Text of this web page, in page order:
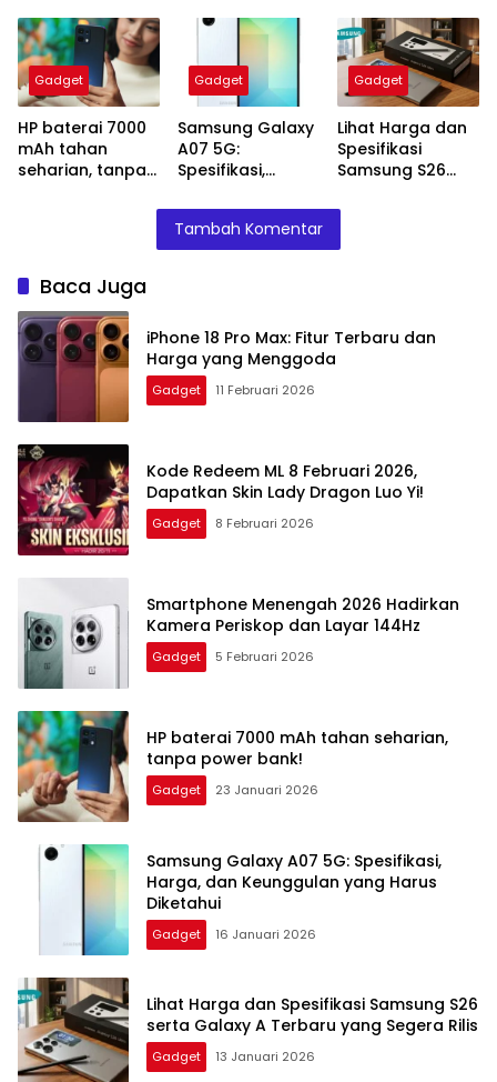
Menggoda
Layar 144Hz
Gadget
HP baterai 7000
mAh tahan
seharian, tanpa
Gadget
Samsung Galaxy
A07 5G:
Spesifikasi,
Keunggulan
yang Harus
Diketahui
Gadget
Lihat Harga dan
Spesifikasi
Samsung S26
Terbaru yang
Tambah Komentar
Baca Juga
iPhone 18 Pro Max: Fitur Terbaru dan
Harga yang Menggoda
Gadget 11 Februari 2026
Kode Redeem ML 8 Februari 2026,
Dapatkan Skin Lady Dragon Luo Yi!
Gadget 8 Februari 2026
Smartphone Menengah 2026 Hadirkan
Kamera Periskop dan Layar 144Hz
Gadget 5 Februari 2026
HP baterai 7000 mAh tahan seharian,
tanpa power bank!
Gadget 23 Januari 2026
Samsung Galaxy A07 5G: Spesifikasi,
Harga, dan Keunggulan yang Harus
Diketahui
Gadget 16 Januari 2026
Lihat Harga dan Spesifikasi Samsung S26
serta Galaxy A Terbaru yang Segera Rilis
Gadget 13 Januari 2026